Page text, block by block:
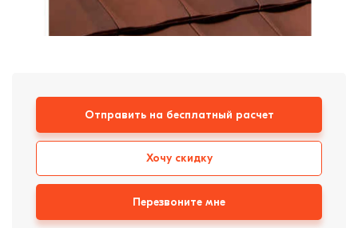
формовки
Клинкерная плитка
Строительные
Отправить на бесплатный расчет
Хочу скидку
Перезвоните мне